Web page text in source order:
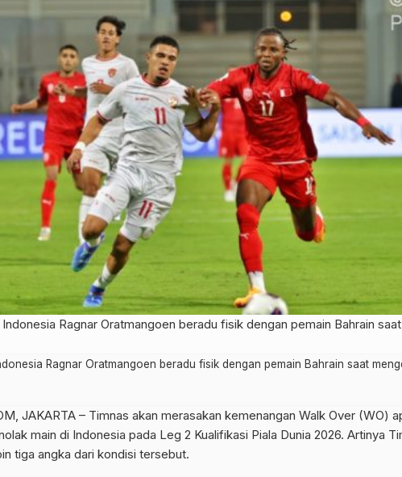
Ragnar Oratmangoen beradu fisik dengan pemain Bahrain
Ragnar Oratmangoen beradu fisik dengan pemain Bahrain saat
, JAKARTA – Timnas akan merasakan kemenangan Walk Over (WO)
main di Indonesia pada Leg 2 Kualifikasi Piala Dunia 2026. Artinya
tiga angka dari kondisi tersebut.